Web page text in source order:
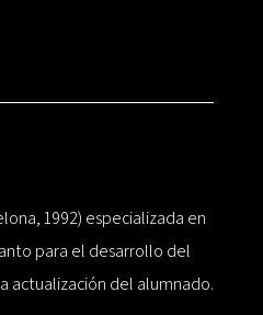
1992) especializada en
para el desarrollo del
actualización del alumnado.